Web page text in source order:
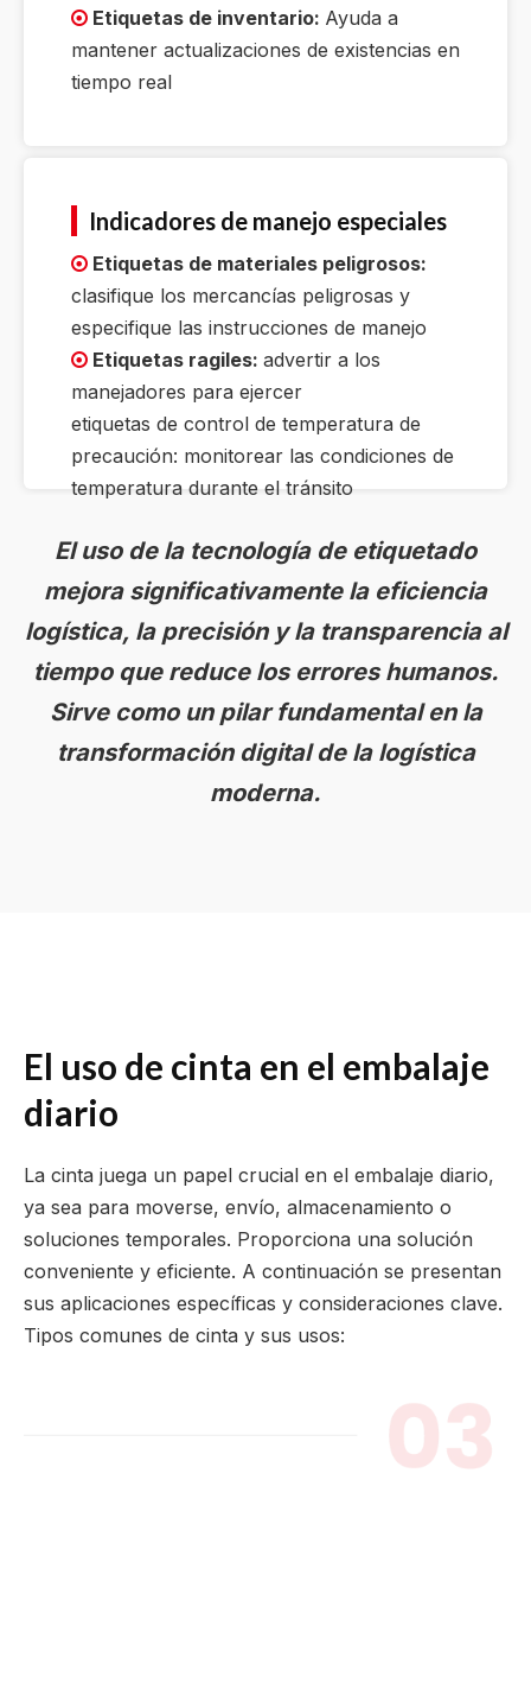
 Etiquetas de inventario: Ayuda a
mantener actualizaciones de existencias en
tiempo real
Indicadores de manejo especiales
 Etiquetas de materiales peligrosos:
clasifique los mercancías peligrosas y
especifique las instrucciones de manejo
 Etiquetas ragiles: advertir a los
manejadores para ejercer
etiquetas de control de temperatura de
precaución: monitorear las condiciones de
temperatura durante el tránsito
El uso de la tecnología de etiquetado
mejora significativamente la eficiencia
logística, la precisión y la transparencia al
tiempo que reduce los errores humanos.
Sirve como un pilar fundamental en la
transformación digital de la logística
moderna.
El uso de cinta en el embalaje
diario
La cinta juega un papel crucial en el embalaje diario,
ya sea para moverse, envío, almacenamiento o
soluciones temporales. Proporciona una solución
conveniente y eficiente. A continuación se presentan
sus aplicaciones específicas y consideraciones clave.
Tipos comunes de cinta y sus usos: